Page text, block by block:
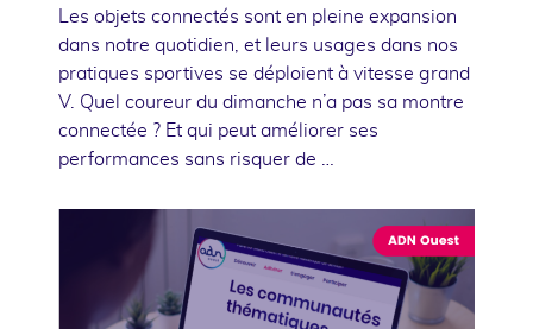
Les objets connectés sont en pleine expansion
dans notre quotidien, et leurs usages dans nos
pratiques sportives se déploient à vitesse grand
V. Quel coureur du dimanche n’a pas sa montre
connectée ? Et qui peut améliorer ses
performances sans risquer de …